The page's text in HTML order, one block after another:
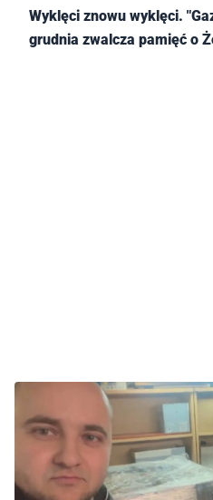
Wyklęci znowu wyklęci.
grudnia zwalcza pamięć o